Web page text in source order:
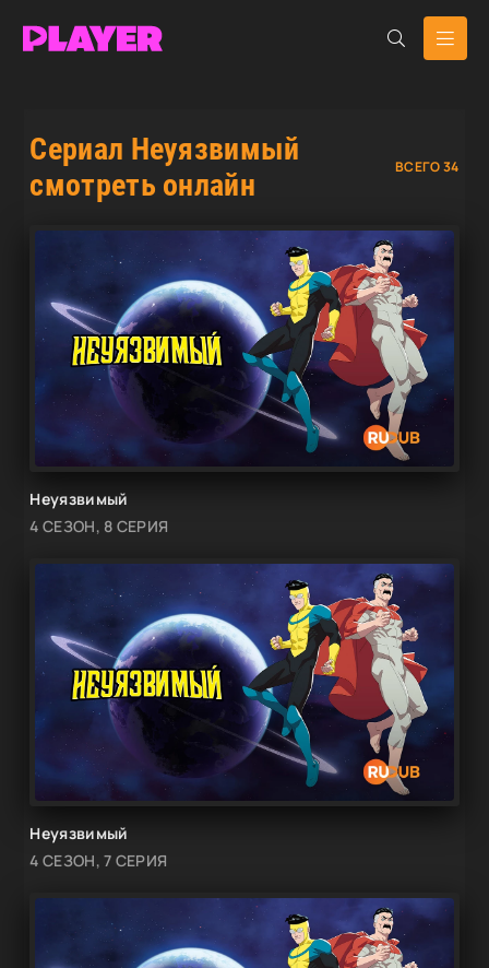
Сериал Неуязвимый
смотреть онлайн
ВСЕГО 34
Неуязвимый
4 СЕЗОН, 8 СЕРИЯ
Неуязвимый
4 СЕЗОН, 7 СЕРИЯ